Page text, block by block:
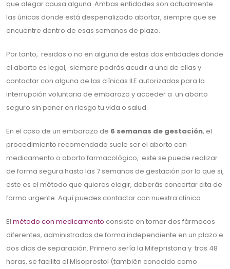
que alegar causa alguna. Ambas entidades son actualmente
las únicas donde está despenalizado abortar, siempre que se
encuentre dentro de esas semanas de plazo.
Por tanto, residas o no en alguna de estas dos entidades donde
el aborto es legal, siempre podrás acudir a una de ellas y
contactar con alguna de las clínicas ILE autorizadas para la
interrupción voluntaria de embarazo y acceder a un aborto
seguro sin poner en riesgo tu vida o salud.
En el caso de un embarazo de 6 semanas de gestación, el
procedimiento recomendado suele ser el aborto con
medicamento o aborto farmacológico, este se puede realizar
de forma segura hasta las 7 semanas de gestación por lo que si,
este es el método que quieres elegir, deberás concertar cita de
forma urgente. Aquí puedes contactar con nuestra clínica
El método con medicamento consiste en tomar dos fármacos
diferentes, administrados de forma independiente en un plazo e
dos días de separación. Primero sería la Mifepristona y tras 48
horas, se facilita el Misoprostol (también conocido como